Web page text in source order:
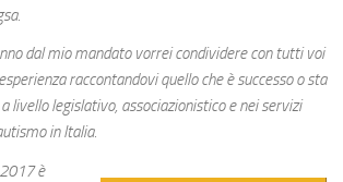
dal mio mandato vorrei condividere con tutti voi
raccontandovi quello che è successo o sta
livello legislativo, associazionistico e nei servizi
in Italia.
è